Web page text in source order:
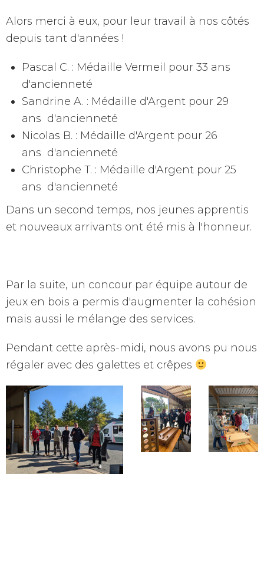
Alors merci à eux, pour leur travail à nos côtés
depuis tant d'années !
Pascal C. : Médaille Vermeil pour 33 ans
d'ancienneté
Sandrine A. : Médaille d'Argent pour 29
ans d'ancienneté
Nicolas B. : Médaille d'Argent pour 26
ans d'ancienneté
Christophe T. : Médaille d'Argent pour 25
ans d'ancienneté
Dans un second temps, nos jeunes apprentis
et nouveaux arrivants ont été mis à l'honneur.
Par la suite, un concour par équipe autour de
jeux en bois a permis d'augmenter la cohésion
mais aussi le mélange des services.
Pendant cette après-midi, nous avons pu nous
régaler avec des galettes et crêpes